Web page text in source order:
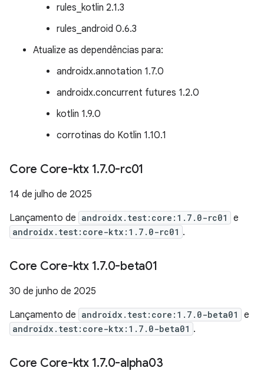
rules_kotlin 2.1.3
rules_android 0.6.3
Atualize as dependências para:
androidx.annotation 1.7.0
androidx.concurrent futures 1.2.0
kotlin 1.9.0
corrotinas do Kotlin 1.10.1
Core Core-ktx 1.7.0-rc01
14 de julho de 2025
Lançamento de androidx.test:core:1.7.0-rc01 e
androidx.test:core-ktx:1.7.0-rc01 .
Core Core-ktx 1.7.0-beta01
30 de junho de 2025
Lançamento de androidx.test:core:1.7.0-beta01 e
androidx.test:core-ktx:1.7.0-beta01 .
Core Core-ktx 1.7.0-alpha03